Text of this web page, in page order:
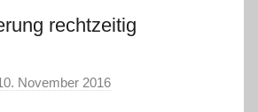
rechtzeitig
November 2016